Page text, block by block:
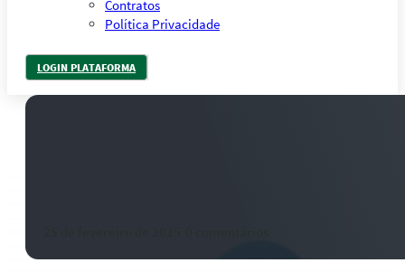
Contratos
Política Privacidade
LOGIN PLATAFORMA